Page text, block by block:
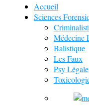
Accueil
Sciences
Médecine
Balistique
Les Faux
Psy Légale